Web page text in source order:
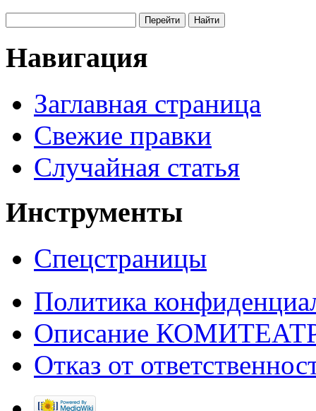
Навигация
Заглавная страница
Свежие правки
Случайная статья
Инструменты
Спецстраницы
Политика
Описание
Отказ от